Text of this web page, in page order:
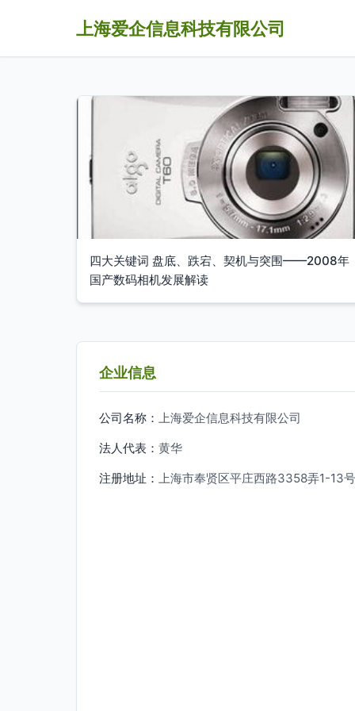
上海爱企信息科技有限公司
四大关键词 盘底、跌宕、契机与突围——2008年
国产数码相机发展解读
企业信息
公司名称： 上海爱企信息科技有限公司
法人代表： 黄华
注册地址： 上海市奉贤区平庄西路3358弄1-13